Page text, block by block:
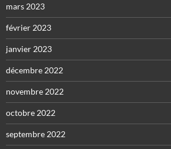
mars 2023
février 2023
janvier 2023
décembre 2022
novembre 2022
octobre 2022
septembre 2022